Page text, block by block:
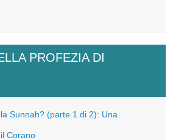
PROFEZIA DI
Sunnah? (parte 1 di 2): Una
Corano